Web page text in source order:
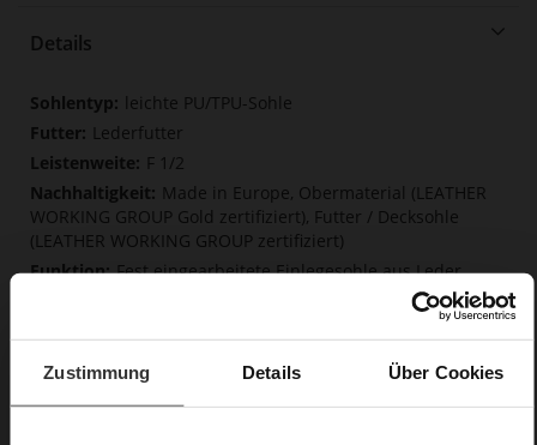
Zustimmung Details Über Cookies
Details
Mehr
Informationen
leichte PU/TPU-Sohle
Lederfutter
F 1/2
Made in Europe, Obermaterial (LEATHER
WORKING GROUP Gold zertifiziert), Futter / Decksohle
(LEATHER WORKING GROUP zertifiziert)
Fest eingearbeitete Einlegesohle aus Leder,
Blockabsatz